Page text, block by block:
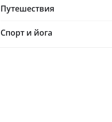
Путешествия
Спорт и йога